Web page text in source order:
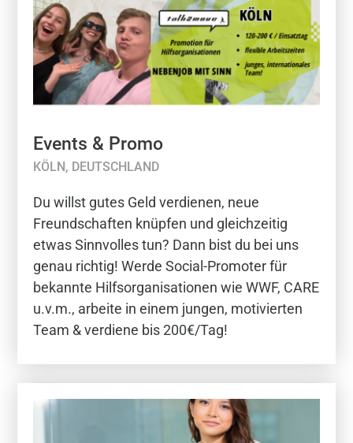
Events & Promo
KÖLN, DEUTSCHLAND
Du willst gutes Geld verdienen, neue
Freundschaften knüpfen und gleichzeitig
etwas Sinnvolles tun? Dann bist du bei uns
genau richtig! Werde Social-Promoter für
bekannte Hilfsorganisationen wie WWF, CARE
u.v.m., arbeite in einem jungen, motivierten
Team & verdiene bis 200€/Tag!